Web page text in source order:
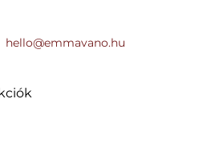
hello@emmavano.hu